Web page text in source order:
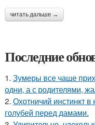
читать дальше →
Последние
1. Зумеры все чаще
одни, а с родителями,
2. Охотничий инстинкт
голубей перед дамами.